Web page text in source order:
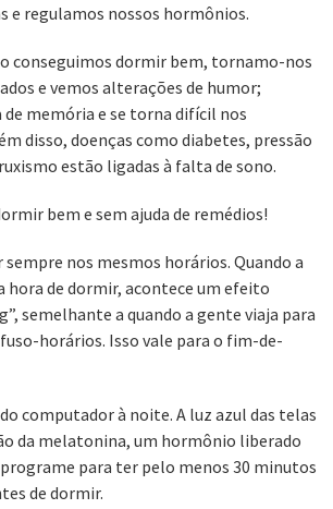
e regulamos nossos hormônios.
conseguimos dormir bem, tornamo-nos
e vemos alterações de humor;
memória e se torna difícil nos
disso, doenças como diabetes, pressão
estão ligadas à falta de sono.
bem e sem ajuda de remédios!
sempre nos mesmos horários. Quando a
hora de dormir, acontece um efeito
semelhante a quando a gente viaja para
horários. Isso vale para o fim-de-
computador à noite. A luz azul das telas
da melatonina, um hormônio liberado
para ter pelo menos 30 minutos
de dormir.